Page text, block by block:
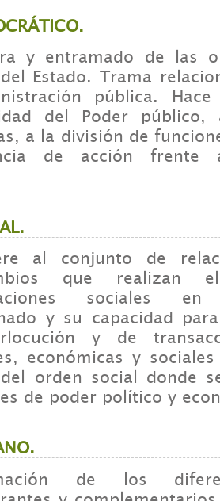
y entramado de las
Estado. Trama
pública.
del Poder
a la división de
de acción frente
al conjunto de
que realizan
sociales
y su capacidad
y de
económicas y
orden social donde
de poder político y
de los